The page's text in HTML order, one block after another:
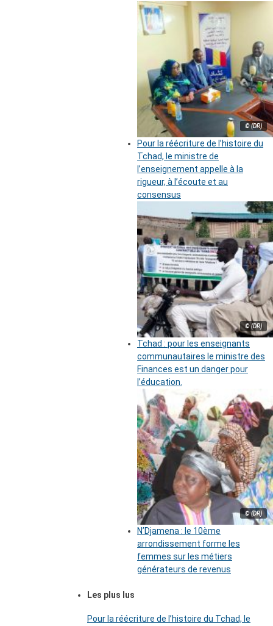
© (DR)
Pour la réécriture de l’histoire du
Tchad, le ministre de
l’enseignement appelle à la
rigueur, à l’écoute et au
consensus
© (DR)
Tchad : pour les enseignants
communautaires le ministre des
Finances est un danger pour
l’éducation.
© (DR)
N’Djamena : le 10ème
arrondissement forme les
femmes sur les métiers
générateurs de revenus
Les plus lus
Pour la réécriture de l’histoire du Tchad, le